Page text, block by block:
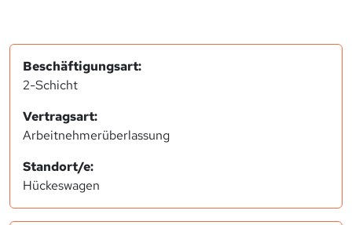
Beschäftigungsart:
2-Schicht
Vertragsart:
Arbeitnehmerüberlassung
Standort/e:
Hückeswagen